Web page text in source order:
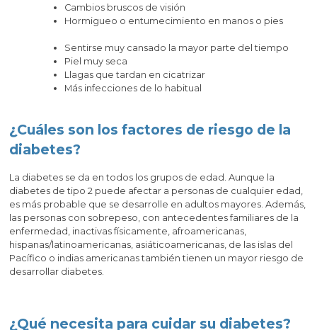
Cambios bruscos de visión
Hormigueo o entumecimiento en manos o pies
Sentirse muy cansado la mayor parte del tiempo
Piel muy seca
Llagas que tardan en cicatrizar
Más infecciones de lo habitual
¿Cuáles son los factores de riesgo de la
diabetes?
La diabetes se da en todos los grupos de edad. Aunque la
diabetes de tipo 2 puede afectar a personas de cualquier edad,
es más probable que se desarrolle en adultos mayores. Además,
las personas con sobrepeso, con antecedentes familiares de la
enfermedad, inactivas físicamente, afroamericanas,
hispanas/latinoamericanas, asiáticoamericanas, de las islas del
Pacífico o indias americanas también tienen un mayor riesgo de
desarrollar diabetes.
¿Qué necesita para cuidar su diabetes?